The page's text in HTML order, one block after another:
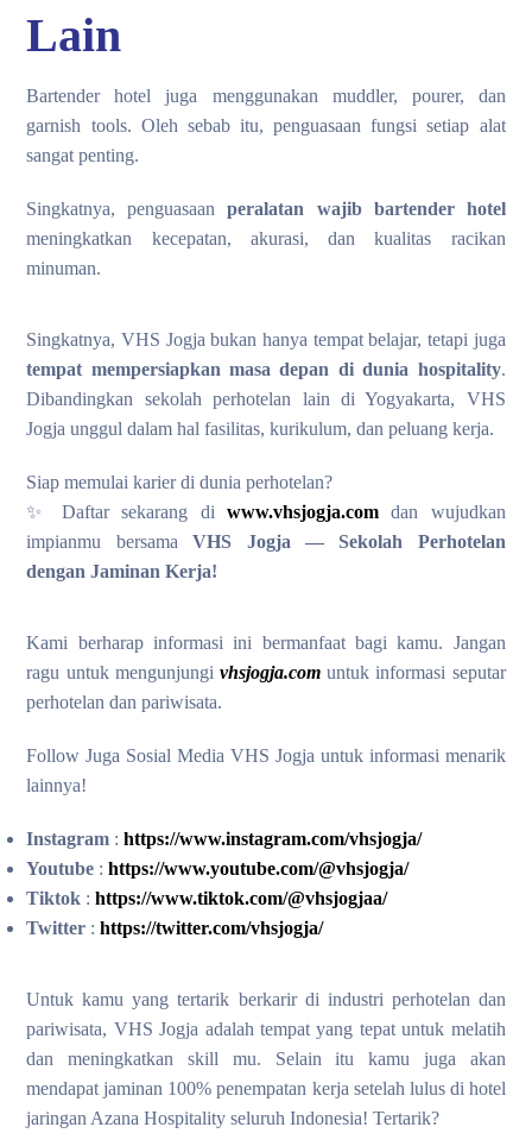
Lain
Bartender hotel juga menggunakan muddler, pourer, dan
garnish tools. Oleh sebab itu, penguasaan fungsi setiap alat
sangat penting.
Singkatnya, penguasaanperalatan wajib bartender hotel
meningkatkan kecepatan, akurasi, dan kualitas racikan
minuman.
Singkatnya, VHS Jogja bukan hanya tempat belajar, tetapi juga
tempat mempersiapkan masa depan di dunia hospitality.
Dibandingkan sekolah perhotelan lain di Yogyakarta, VHS
Jogja unggul dalam hal fasilitas, kurikulum, dan peluang kerja.
Siap memulai karier di dunia perhotelan?
✨ Daftar sekarang di www.vhsjogja.comdan wujudkan
impianmu bersamaVHS Jogja — Sekolah Perhotelan
dengan Jaminan Kerja!
Kami berharap informasi ini bermanfaat bagi kamu. Jangan
ragu untuk mengunjungi vhsjogja.com untuk informasi seputar
perhotelan dan pariwisata.
Follow Juga Sosial Media VHS Jogja untuk informasi menarik
lainnya!
Instagram : https://www.instagram.com/vhsjogja/
Youtube : https://www.youtube.com/@vhsjogja/
Tiktok : https://www.tiktok.com/@vhsjogjaa/
Twitter :https://twitter.com/vhsjogja/
Untuk kamu yang tertarik berkarir di industri perhotelan dan
pariwisata, VHS Jogja adalah tempat yang tepat untuk melatih
dan meningkatkan skill mu. Selain itu kamu juga akan
mendapat jaminan 100% penempatan kerja setelah lulus di hotel
jaringan Azana Hospitality seluruh Indonesia! Tertarik?